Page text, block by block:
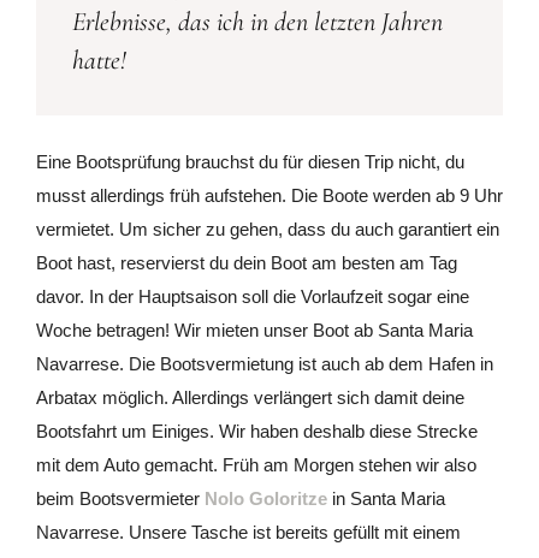
Erlebnisse, das ich in den letzten Jahren
hatte!
Eine Bootsprüfung brauchst du für diesen Trip nicht, du
musst allerdings früh aufstehen. Die Boote werden ab 9 Uhr
vermietet. Um sicher zu gehen, dass du auch garantiert ein
Boot hast, reservierst du dein Boot am besten am Tag
davor. In der Hauptsaison soll die Vorlaufzeit sogar eine
Woche betragen! Wir mieten unser Boot ab Santa Maria
Navarrese. Die Bootsvermietung ist auch ab dem Hafen in
Arbatax möglich. Allerdings verlängert sich damit deine
Bootsfahrt um Einiges. Wir haben deshalb diese Strecke
mit dem Auto gemacht. Früh am Morgen stehen wir also
beim Bootsvermieter Nolo Goloritze in Santa Maria
Navarrese. Unsere Tasche ist bereits gefüllt mit einem